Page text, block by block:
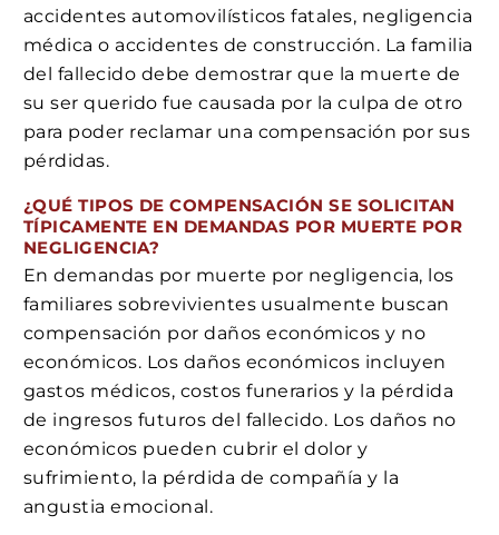
accidentes automovilísticos fatales, negligencia
médica o accidentes de construcción. La familia
del fallecido debe demostrar que la muerte de
su ser querido fue causada por la culpa de otro
para poder reclamar una compensación por sus
pérdidas.
¿QUÉ TIPOS DE COMPENSACIÓN SE SOLICITAN
TÍPICAMENTE EN DEMANDAS POR MUERTE POR
NEGLIGENCIA?
En demandas por muerte por negligencia, los
familiares sobrevivientes usualmente buscan
compensación por daños económicos y no
económicos. Los daños económicos incluyen
gastos médicos, costos funerarios y la pérdida
de ingresos futuros del fallecido. Los daños no
económicos pueden cubrir el dolor y
sufrimiento, la pérdida de compañía y la
angustia emocional.